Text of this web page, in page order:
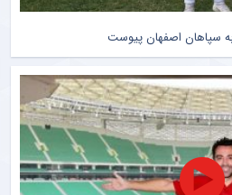
به سپاهان اصفهان پیوست